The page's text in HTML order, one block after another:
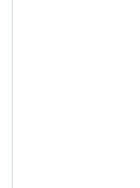
סיורים
כנסת ושרים,
אנשי
בין בעלי
המדינה
בינוי בעצמה